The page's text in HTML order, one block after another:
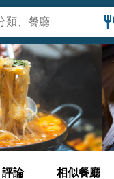
評論 相似餐廳